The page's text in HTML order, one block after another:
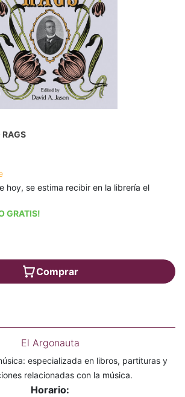
hoy, se estima recibir en la librería el
GRATIS!
Comprar
El Argonauta
especializada en libros, partituras y
relacionadas con la música.
Horario: